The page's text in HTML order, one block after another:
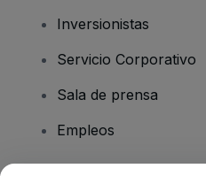
Inversionistas
Servicio Corporativo
Sala de prensa
Empleos